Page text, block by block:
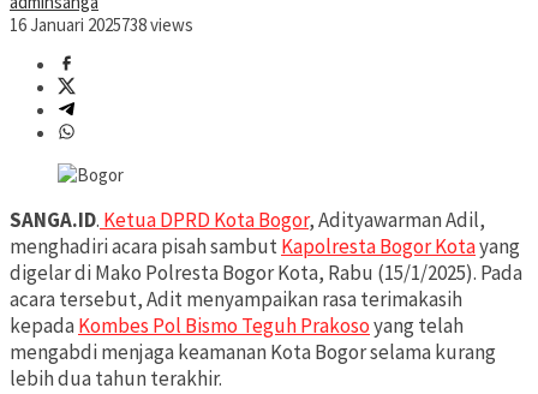
16 Januari 2025738 views
SANGA.ID. Ketua DPRD Kota Bogor, Adityawarman Adil,
menghadiri acara pisah sambutKapolresta Bogor Kotayang
digelar di Mako Polresta Bogor Kota, Rabu (15/1/2025). Pada
acara tersebut, Adit menyampaikan rasa terimakasih
kepadaKombes Pol Bismo Teguh Prakosoyang telah
mengabdi menjaga keamanan Kota Bogor selama kurang
lebih dua tahun terakhir.